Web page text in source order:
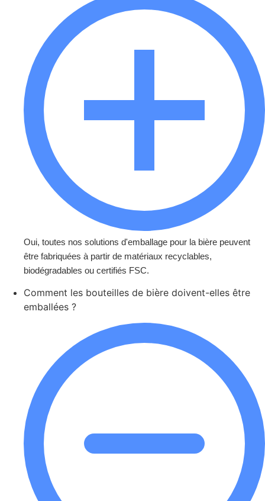
Oui, toutes nos solutions d'emballage pour la bière peuvent
être fabriquées à partir de matériaux recyclables,
biodégradables ou certifiés FSC.
Comment les bouteilles de bière doivent-elles être
emballées ?